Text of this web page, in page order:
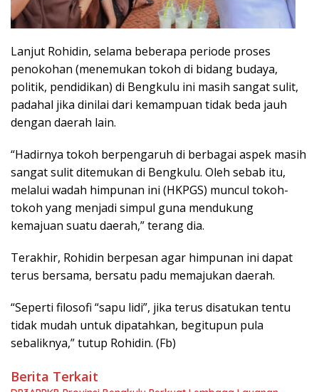
Lanjut Rohidin, selama beberapa periode proses
penokohan (menemukan tokoh di bidang budaya,
politik, pendidikan) di Bengkulu ini masih sangat sulit,
padahal jika dinilai dari kemampuan tidak beda jauh
dengan daerah lain.
“Hadirnya tokoh berpengaruh di berbagai aspek masih
sangat sulit ditemukan di Bengkulu. Oleh sebab itu,
melalui wadah himpunan ini (HKPGS) muncul tokoh-
tokoh yang menjadi simpul guna mendukung
kemajuan suatu daerah,” terang dia.
Terakhir, Rohidin berpesan agar himpunan ini dapat
terus bersama, bersatu padu memajukan daerah.
“Seperti filosofi “sapu lidi”, jika terus disatukan tentu
tidak mudah untuk dipatahkan, begitupun pula
sebaliknya,” tutup Rohidin. (Fb)
Berita Terkait